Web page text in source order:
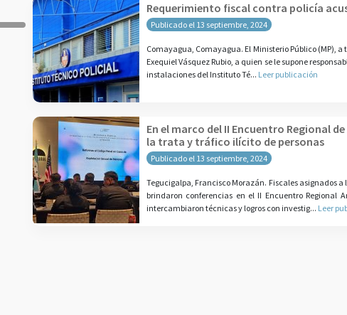
Requerimiento fiscal contra policía
Publicado el 13 septiembre, 2024
Comayagua, Comayagua. El Ministerio Público (MP),
Exequiel Vásquez Rubio, a quien se le supone
instalaciones del Instituto Té... Leer publicación
En el marco del II Encuentro Regional
la trata y tráfico ilícito de personas
Publicado el 13 septiembre, 2024
Tegucigalpa, Francisco Morazán. Fiscales asignados
brindaron conferencias en el II Encuentro Regional
intercambiaron técnicas y logros con investig... Leer